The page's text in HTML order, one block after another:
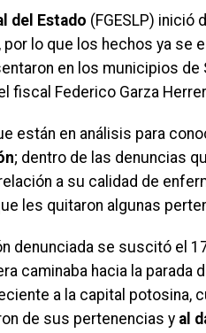
del Estado (FGESLP)
por lo que los hechos ya se
en los municipios de
fiscal Federico Garza
están en análisis para
; dentro de las denuncias
a su calidad de
les quitaron algunas
denunciada se suscitó el
caminaba hacia la parada
a la capital potosina,
de sus pertenencias y al